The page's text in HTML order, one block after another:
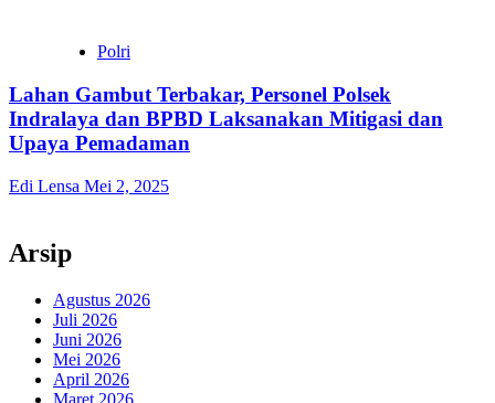
Polri
Lahan Gambut Terbakar, Personel Polsek
Indralaya dan BPBD Laksanakan Mitigasi dan
Upaya Pemadaman
Edi Lensa Mei 2, 2025
Arsip
Agustus 2026
Juli 2026
Juni 2026
Mei 2026
April 2026
Maret 2026